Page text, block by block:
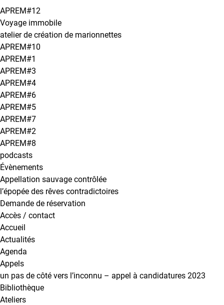
APREM#12
Voyage immobile
atelier de création de marionnettes
APREM#10
APREM#1
APREM#3
APREM#4
APREM#6
APREM#5
APREM#7
APREM#2
APREM#8
podcasts
Évènements
Appellation sauvage contrôlée
l’épopée des rêves contradictoires
Demande de réservation
Accès / contact
Accueil
Actualités
Agenda
Appels
un pas de côté vers l’inconnu – appel à candidatures 2023
Bibliothèque
Ateliers